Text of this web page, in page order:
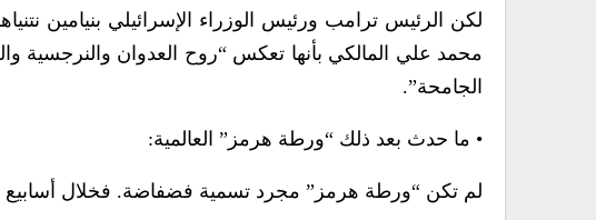
لكن الرئيس ترامب ورئيس الوزراء الإسرائيلي بنيامين
محمد علي المالكي بأنها تعكس “روح العدوان والنرجسية
الجامحة”.
• ما حدث بعد ذلك “ورطة هرمز” العالمية:
لم تكن “ورطة هرمز” مجرد تسمية فضفاضة. فخلال أسابيع